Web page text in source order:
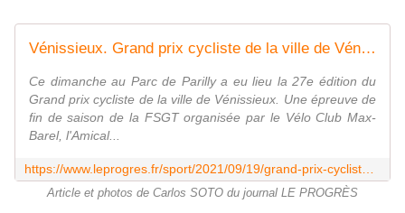
Vénissieux. Grand prix cycliste de la ville de Vénissieux : une participation en baisse
Ce dimanche au Parc de Parilly a eu lieu la 27e édition du
Grand prix cycliste de la ville de Vénissieux. Une épreuve de
fin de saison de la FSGT organisée par le Vélo Club Max-
Barel, l'Amical...
Article et photos de Carlos SOTO du journal LE PROGRÈS